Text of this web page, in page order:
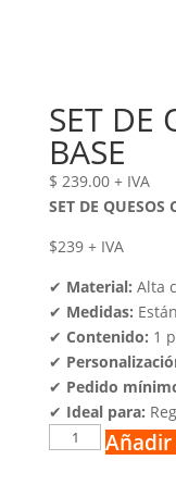
SET DE
BASE
$ 239.00 + IVA
SET DE QUESOS
$239 + IVA
✔ Material: Alta
✔ Medidas:
✔ Contenido: 1
✔
✔ Pedido
✔ Ideal para:
SET
Añadir